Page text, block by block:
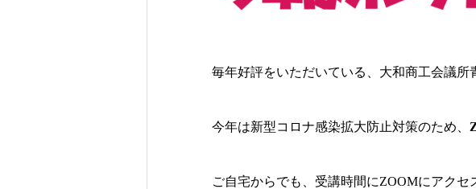
毎年好評をいただいている、大和商工会議
今年は新型コロナ感染拡大防止対策のため、
ご自宅からでも、受講時間にZOOMにアクセ